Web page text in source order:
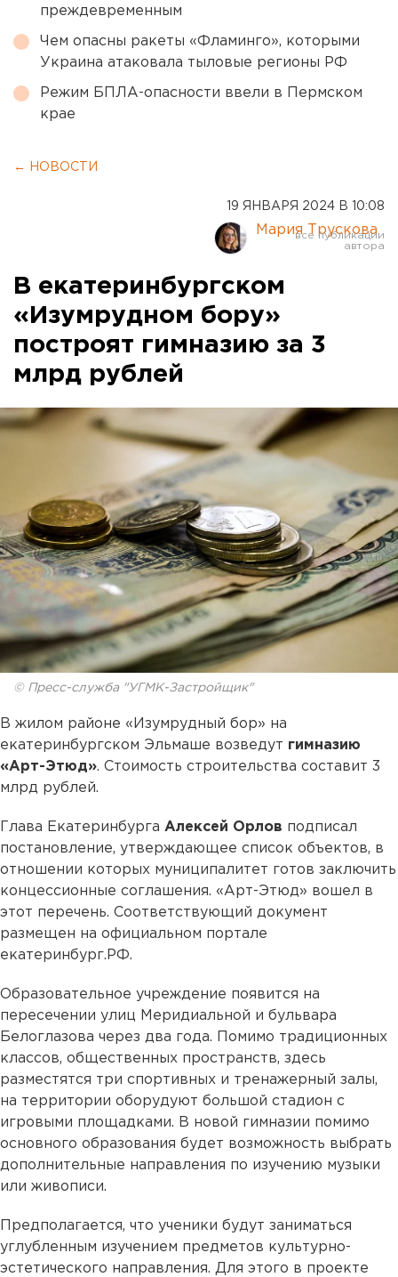
преждевременным
Чем опасны ракеты «Фламинго», которыми
Украина атаковала тыловые регионы РФ
Режим БПЛА-опасности ввели в Пермском
крае
← НОВОСТИ
19 ЯНВАРЯ 2024 В 10:08
Мария Трускова
В екатеринбургском
«Изумрудном бору»
построят гимназию за 3
млрд рублей
© Пресс-служба "УГМК-Застройщик"
В жилом районе «Изумрудный бор» на
екатеринбургском Эльмаше возведут гимназию
«Арт-Этюд». Стоимость строительства составит 3
млрд рублей.
Глава Екатеринбурга Алексей Орлов подписал
постановление, утверждающее список объектов, в
отношении которых муниципалитет готов заключить
концессионные соглашения. «Арт-Этюд» вошел в
этот перечень. Соответствующий документ
размещен на официальном портале
екатеринбург.РФ.
Образовательное учреждение появится на
пересечении улиц Меридиальной и бульвара
Белоглазова через два года. Помимо традиционных
классов, общественных пространств, здесь
разместятся три спортивных и тренажерный залы,
на территории оборудуют большой стадион с
игровыми площадками. В новой гимназии помимо
основного образования будет возможность выбрать
дополнительные направления по изучению музыки
или живописи.
Предполагается, что ученики будут заниматься
углубленным изучением предметов культурно-
эстетического направления. Для этого в проекте